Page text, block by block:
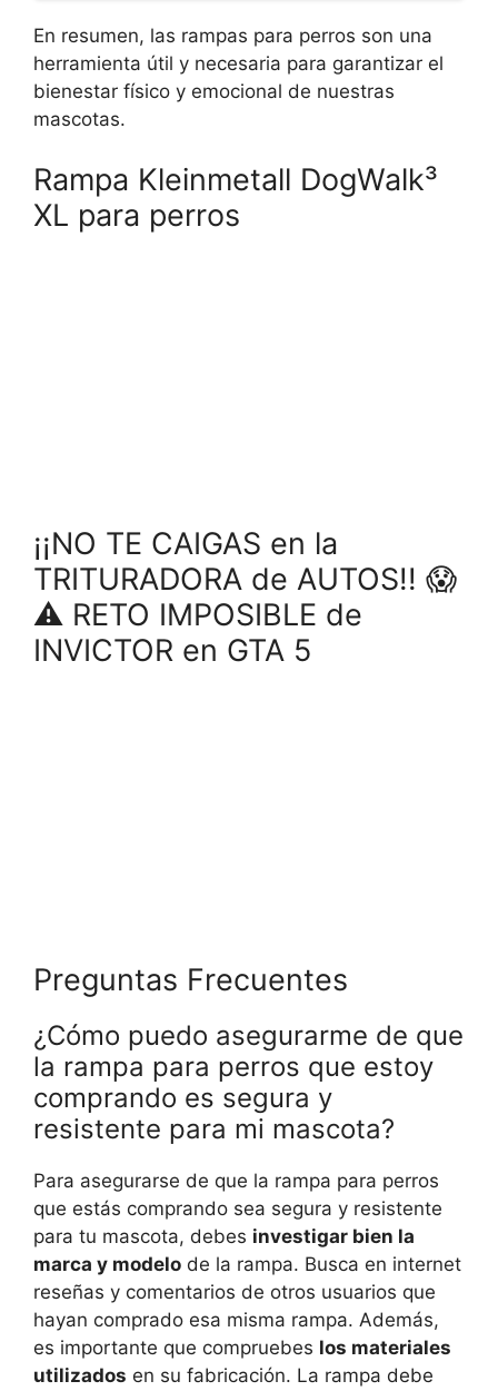
En resumen, las rampas para perros son una
herramienta útil y necesaria para garantizar el
bienestar físico y emocional de nuestras
mascotas.
Rampa Kleinmetall DogWalk³
XL para perros
¡¡NO TE CAIGAS en la
TRITURADORA de AUTOS!! 😱
⚠ RETO IMPOSIBLE de
INVICTOR en GTA 5
Preguntas Frecuentes
¿Cómo puedo asegurarme de que
la rampa para perros que estoy
comprando es segura y
resistente para mi mascota?
Para asegurarse de que la rampa para perros
que estás comprando sea segura y resistente
para tu mascota, debes investigar bien la
marca y modelo de la rampa. Busca en internet
reseñas y comentarios de otros usuarios que
hayan comprado esa misma rampa. Además,
es importante que compruebes los materiales
utilizados en su fabricación. La rampa debe